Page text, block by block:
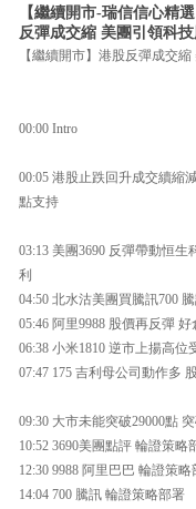
【繼續開市-瑞信信心精
反彈成交縮 美團引領科
【繼續開市】港股反彈成交
00:00 Intro
00:05 港股止跌回升成交續縮
點支持
03:13 美團3690 反彈帶動恒
利
04:50 北水沽美團買騰訊700
05:46 阿里9988 股價再反彈
06:38 小米1810 逆市上揚高位
07:47 175 吉利母公司動作多
09:30 大市未能突破29000點
10:52 3690美團點評 輪證策略
12:30 9988 阿里巴巴 輪證策略
14:04 700 騰訊 輪證策略部署